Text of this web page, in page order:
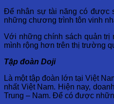
Để nhân sự tài năng có được
những chương trình tôn vinh
Với những chính sách quản
mình rộng hơn trên thị trường
Tập đoàn Doji
Là một tập đoàn lớn tại Việt
nhất Việt Nam. Hiện nay,
Trung – Nam. Để có được